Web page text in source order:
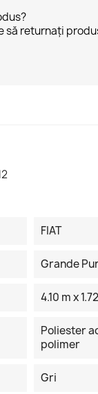
să returnați
FIAT
Grande
4.10 m x
Poliester
polimer
Gri